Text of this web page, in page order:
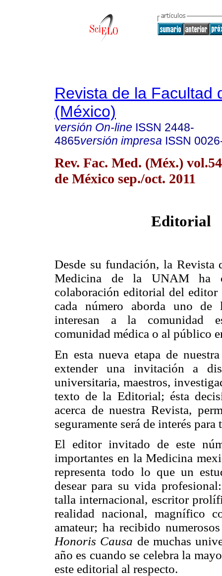
Revista de la Facultad
(México)
versión On-line ISSN 2448-
4865versión impresa ISSN
Rev. Fac. Med. (Méx.)
de México sep./oct. 2011
Editorial
Desde su fundación, la Revista
Medicina de la UNAM ha
colaboración editorial del editor
cada número aborda uno de
interesan a la comunidad
comunidad médica o al público
En esta nueva etapa de
extender una invitación a
universitaria, maestros,
texto de la Editorial; ésta
acerca de nuestra Revista,
seguramente será de interés
El editor invitado de este
importantes en la Medicina
representa todo lo que un
desear para su vida
talla internacional, escritor
realidad nacional, magnífico
amateur; ha recibido
Honoris Causa de muchas
año es cuando se celebra la
este editorial al respecto.